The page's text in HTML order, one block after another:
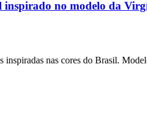
inspirado no modelo da
nas cores do Brasil.